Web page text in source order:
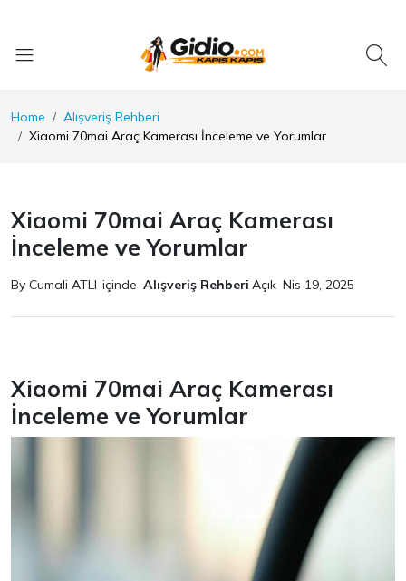
Home
Alışveriş Rehberi
Xiaomi 70mai Araç Kamerası İnceleme ve Yorumlar
Xiaomi 70mai Araç Kamerası
İnceleme ve Yorumlar
By Cumali ATLI içinde Alışveriş Rehberi Açık Nis 19, 2025
Xiaomi 70mai Araç Kamerası
İnceleme ve Yorumlar